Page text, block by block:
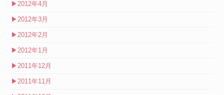
▶2012年4月
▶2012年3月
▶2012年2月
▶2012年1月
▶2011年12月
▶2011年11月